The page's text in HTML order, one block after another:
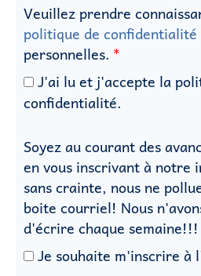
Veuillez prendre
politique de confidentialité
personnelles.
J'ai lu et j'accepte la
confidentialité.
Soyez au courant des
en vous inscrivant à notre
sans crainte, nous ne
boite courriel! Nous
d'écrire chaque semaine!!!
Je souhaite m'inscrire